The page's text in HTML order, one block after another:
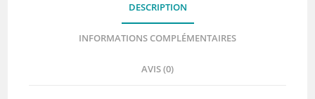
DESCRIPTION
INFORMATIONS COMPLÉMENTAIRES
AVIS (0)